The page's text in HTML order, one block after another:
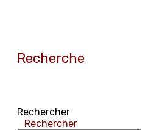
Recherche
Rechercher
Rechercher